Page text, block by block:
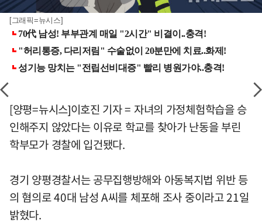
[그래픽=뉴시스]
[양평=뉴시스]이호진 기자 = 자녀의 가정체험학습을 승
인해주지 않았다는 이유로 학교를 찾아가 난동을 부린
학부모가 경찰에 입건됐다.
경기 양평경찰서는 공무집행방해와 아동복지법 위반 등
의 혐의로 40대 남성 A씨를 체포해 조사 중이라고 21일
밝혔다.